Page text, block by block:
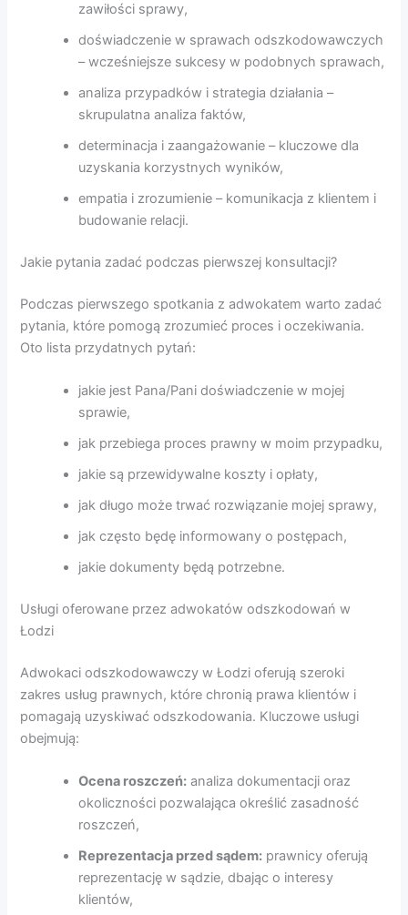
zawiłości sprawy,
doświadczenie w sprawach odszkodowawczych
– wcześniejsze sukcesy w podobnych sprawach,
analiza przypadków i strategia działania –
skrupulatna analiza faktów,
determinacja i zaangażowanie – kluczowe dla
uzyskania korzystnych wyników,
empatia i zrozumienie – komunikacja z klientem i
budowanie relacji.
Jakie pytania zadać podczas pierwszej konsultacji?
Podczas pierwszego spotkania z adwokatem warto zadać
pytania, które pomogą zrozumieć proces i oczekiwania.
Oto lista przydatnych pytań:
jakie jest Pana/Pani doświadczenie w mojej
sprawie,
jak przebiega proces prawny w moim przypadku,
jakie są przewidywalne koszty i opłaty,
jak długo może trwać rozwiązanie mojej sprawy,
jak często będę informowany o postępach,
jakie dokumenty będą potrzebne.
Usługi oferowane przez adwokatów odszkodowań w
Łodzi
Adwokaci odszkodowawczy w Łodzi oferują szeroki
zakres usług prawnych, które chronią prawa klientów i
pomagają uzyskiwać odszkodowania. Kluczowe usługi
obejmują:
Ocena roszczeń: analiza dokumentacji oraz
okoliczności pozwalająca określić zasadność
roszczeń,
Reprezentacja przed sądem: prawnicy oferują
reprezentację w sądzie, dbając o interesy
klientów,